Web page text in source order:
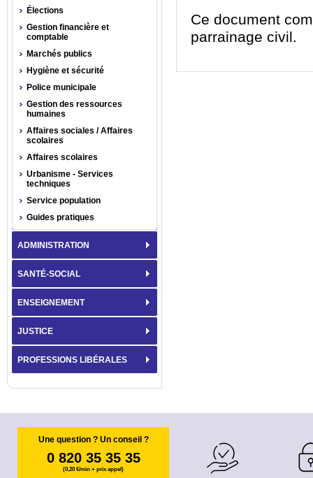
Ce document
parrainage civil.
Élections
Gestion financière et
comptable
Marchés publics
Hygiène et sécurité
Police municipale
Gestion des ressources
humaines
Affaires sociales / Affaires
scolaires
Affaires scolaires
Urbanisme - Services
techniques
Service population
Guides pratiques
ADMINISTRATION
SANTÉ-SOCIAL
ENSEIGNEMENT
JUSTICE
PROFESSIONS LIBÉRALES
Une question ? Un conseil ?
0 820 35 35 35
(0,20 €/min + prix appel)